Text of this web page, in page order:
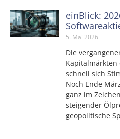
einBlick:
5. Mai 2026
Die
Kapitalmärkten
schnell sich
Noch Ende
ganz im
steigender
geopolitische